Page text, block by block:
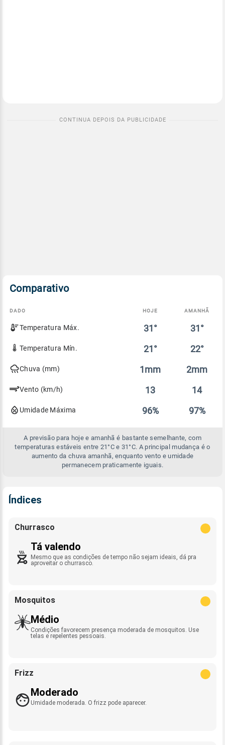
Comparativo
Comparativo
entre
previsão
hoje
DADO HOJE AMANHÃ
Temperatura Máx. 31° 31°
Temperatura Mín. 21° 22°
Chuva (mm) 1mm 2mm
Vento (km/h) 13 14
Umidade Máxima 96% 97%
A previsão para hoje e amanhã é bastante semelhante, com
temperaturas estáveis entre 21°C e 31°C. A principal mudança é o
aumento da chuva amanhã, enquanto vento e umidade
permanecem praticamente iguais.
Índices
Churrasco
Tá valendo
Mesmo que as condições de tempo não sejam ideais, dá pra
aproveitar o churrasco.
Mosquitos
Médio
Condições favorecem presença moderada de mosquitos. Use
telas e repelentes pessoais.
Frizz
Moderado
Umidade moderada. O frizz pode aparecer.